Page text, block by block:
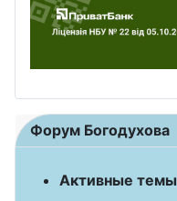
Форум Богодухова
Активные темы